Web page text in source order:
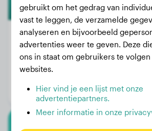
Gewicht:
Geslacht:
gebruikt om het gedrag van
vast te leggen, de verzamelde
analyseren en bijvoorbeeld
advertenties weer te geven. Deze
ons in staat om gebruikers te
websites.
Hier vind je een lijst met onze
advertentiepartners.
Meer informatie in onze